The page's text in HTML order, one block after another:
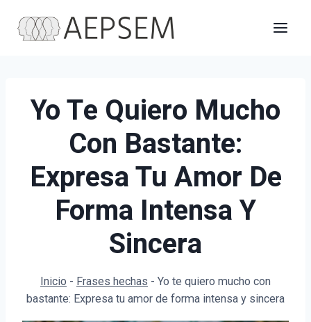
Yo Te Quiero Mucho
Con Bastante:
Expresa Tu Amor De
Forma Intensa Y
Sincera
Inicio - Frases hechas - Yo te quiero mucho con
bastante: Expresa tu amor de forma intensa y sincera